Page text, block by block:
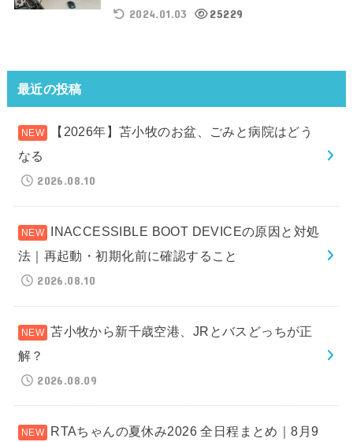
2024.01.03
25229
最近の投稿
【2026年】苫小牧のお盆、ごみと病院はどう
なる
2026.08.10
INACCESSIBLE BOOT DEVICEの原因と対処
法｜再起動・初期化前に確認すること
2026.08.10
苫小牧から新千歳空港、JRとバスどっちが正
解？
2026.08.09
RTAちゃんの夏休み2026 全日程まとめ｜8月9